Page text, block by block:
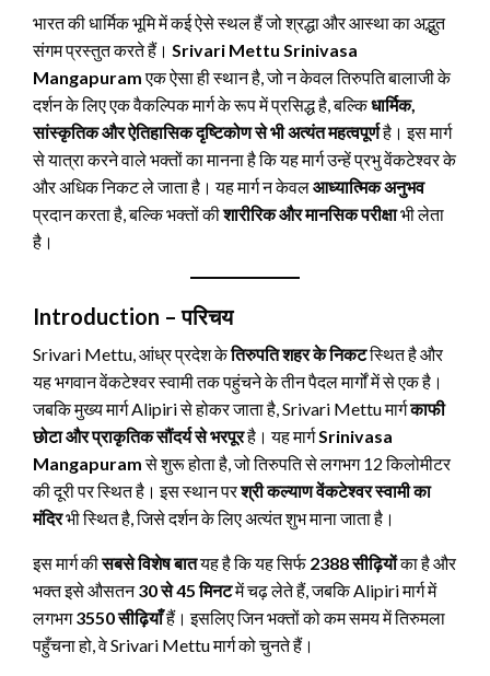
भारत की धार्मिक भूमि में कई ऐसे स्थल हैं जो श्रद्धा और आस्था का अद्भुत
संगम प्रस्तुत करते हैं। Srivari Mettu Srinivasa
Mangapuramएक ऐसा ही स्थान है, जो न केवल तिरुपति बालाजी के
दर्शन के लिए एक वैकल्पिक मार्ग के रूप में प्रसिद्ध है, बल्किधार्मिक,
सांस्कृतिक और ऐतिहासिक दृष्टिकोण से भी अत्यंत महत्वपूर्णहै। इस मार्ग
से यात्रा करने वाले भक्तों का मानना है कि यह मार्ग उन्हें प्रभु वेंकटेश्वर के
और अधिक निकट ले जाता है। यह मार्ग न केवलआध्यात्मिक अनुभव
प्रदान करता है, बल्कि भक्तों कीशारीरिक और मानसिक परीक्षाभी लेता
है।
Introduction – परिचय
Srivari Mettu, आंध्र प्रदेश केतिरुपति शहर के निकटस्थित है और
यह भगवान वेंकटेश्वर स्वामी तक पहुंचने के तीन पैदल मार्गों में से एक है।
जबकि मुख्य मार्ग Alipiri से होकर जाता है, Srivari Mettu मार्गकाफी
छोटा और प्राकृतिक सौंदर्य से भरपूरहै। यह मार्गSrinivasa
Mangapuramसे शुरू होता है, जो तिरुपति से लगभग 12 किलोमीटर
की दूरी पर स्थित है। इस स्थान परश्री कल्याण वेंकटेश्वर स्वामी का
मंदिरभी स्थित है, जिसे दर्शन के लिए अत्यंत शुभ माना जाता है।
इस मार्ग कीसबसे विशेष बातयह है कि यह सिर्फ 2388 सीढ़ियोंका है और
भक्त इसे औसतन30 से 45 मिनटमें चढ़ लेते हैं, जबकि Alipiri मार्ग में
लगभग3550 सीढ़ियाँहैं। इसलिए जिन भक्तों को कम समय में तिरुमला
पहुँचना हो, वे Srivari Mettu मार्ग को चुनते हैं।